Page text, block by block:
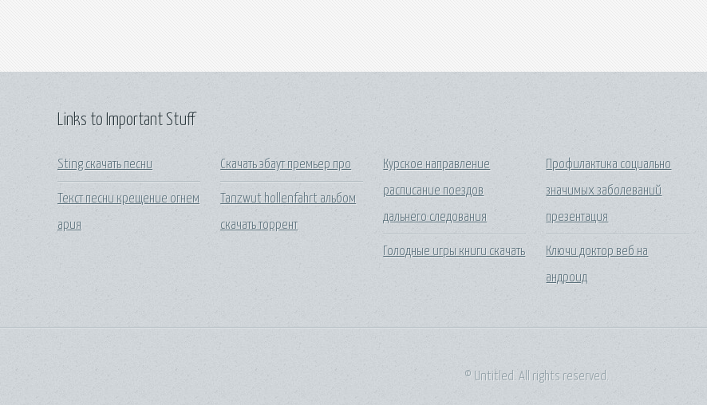
Links to Important Stuff
Sting скачать песни
Текст песни крещение огнем
ария
Скачать эбаут премьер про
Tanzwut hollenfahrt альбом
скачать торрент
Курское направление
расписание поездов
дальнего следования
Голодные игры книги скачать
Профилактика социально
значимых заболеваний
презентация
Ключи доктор веб на
андроид
© Untitled. All rights reserved.